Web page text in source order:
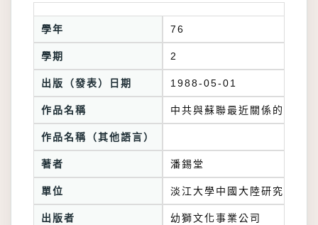
學年 76
學期 2
出版（發表）日期 1988-05-01
作品名稱 中共與蘇聯最近關係的剖析
作品名稱（其他語言）
著者 潘錫堂
單位 淡江大學中國大陸研究所
出版者 幼獅文化事業公司